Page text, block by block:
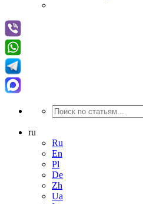
ru
Ru
En
Pl
De
Zh
Ua